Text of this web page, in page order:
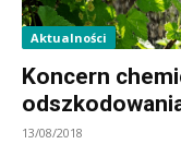
Aktualności
Koncern
13/08/2018